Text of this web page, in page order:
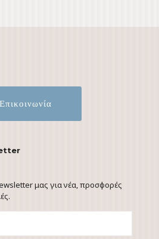
Επικοινωνία
μας για νέα, προσφορές